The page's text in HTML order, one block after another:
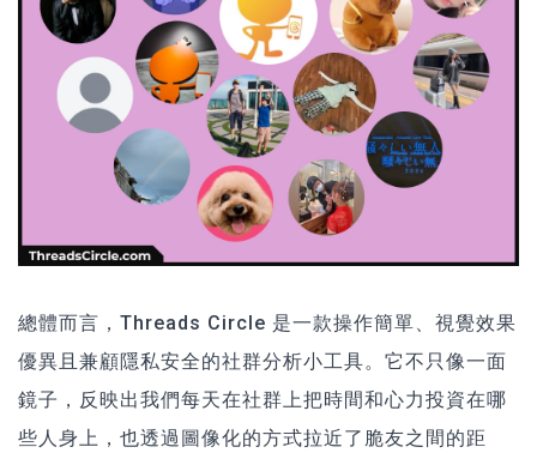
總體而言，Threads Circle 是一款操作簡單、視覺效果
優異且兼顧隱私安全的社群分析小工具。它不只像一面
鏡子，反映出我們每天在社群上把時間和心力投資在哪
些人身上，也透過圖像化的方式拉近了脆友之間的距